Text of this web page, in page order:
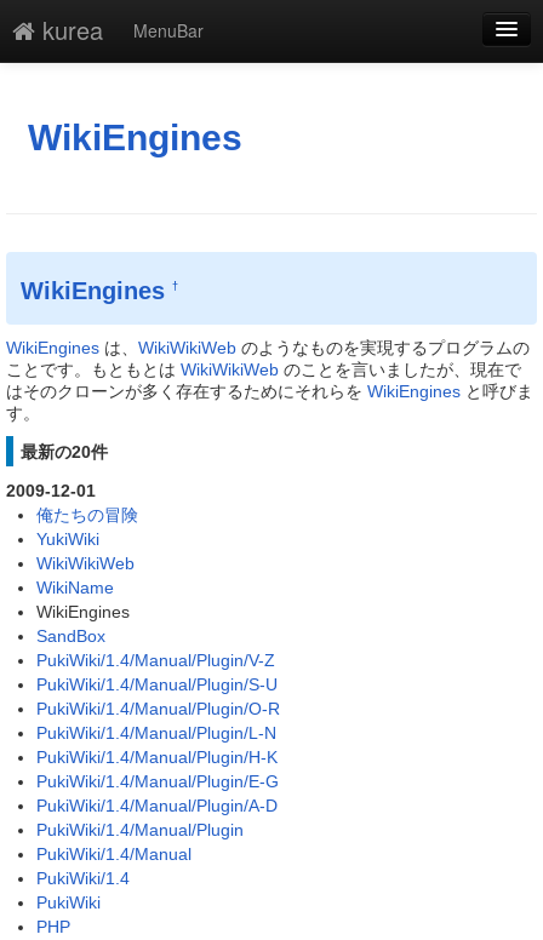
kurea
MenuBar
添付
一覧
単語検索
WikiEngines
WikiEngines †
WikiEngines は、 WikiWikiWeb のようなものを実現するプログラムの
ことです。もともとは WikiWikiWeb のことを言いましたが、現在で
はそのクローンが多く存在するためにそれらを WikiEngines と呼びま
す。
最新の20件
2009-12-01
俺たちの冒険
YukiWiki
WikiWikiWeb
WikiName
WikiEngines
SandBox
PukiWiki/1.4/Manual/Plugin/V-Z
PukiWiki/1.4/Manual/Plugin/S-U
PukiWiki/1.4/Manual/Plugin/O-R
PukiWiki/1.4/Manual/Plugin/L-N
PukiWiki/1.4/Manual/Plugin/H-K
PukiWiki/1.4/Manual/Plugin/E-G
PukiWiki/1.4/Manual/Plugin/A-D
PukiWiki/1.4/Manual/Plugin
PukiWiki/1.4/Manual
PukiWiki/1.4
PukiWiki
PHP